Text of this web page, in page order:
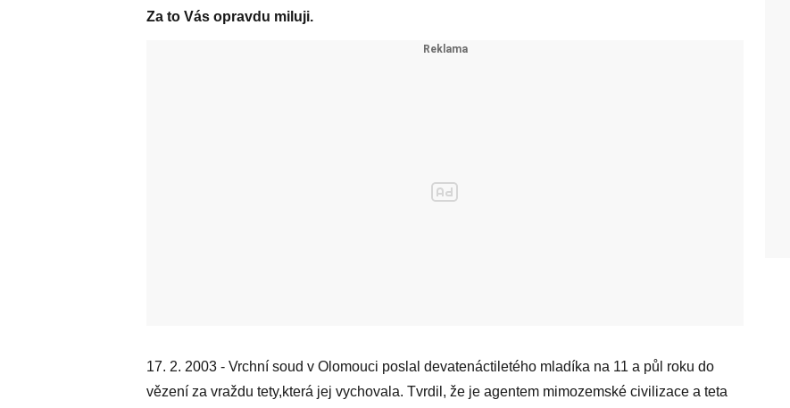
Za to Vás opravdu miluji.
17. 2. 2003 - Vrchní soud v Olomouci poslal devatenáctiletého mladíka na 11 a půl roku do
vězení za vraždu tety,která jej vychovala. Tvrdil, že je agentem mimozemské civilizace a teta